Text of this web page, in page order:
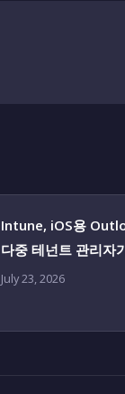
Intune, iOS용
다중 테넌트 관리자
July 23, 2026